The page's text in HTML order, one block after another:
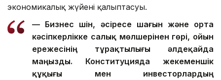
экономикалық жүйенің қалыптасуы.
— Бизнес үшін, әсіресе шағын және орта
кәсіпкерлікке салық мөлшерінен гөрі, ойын
ережесінің тұрақтылығы әлдеқайда
маңызды. Конституцияда жекеменшік
құқығы мен инвесторлардың